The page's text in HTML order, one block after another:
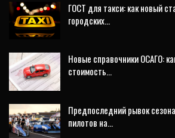
ГОСТ для такси: как новый
городских…
Новые справочники ОСАГО:
стоимость…
Предпоследний рывок
пилотов на…